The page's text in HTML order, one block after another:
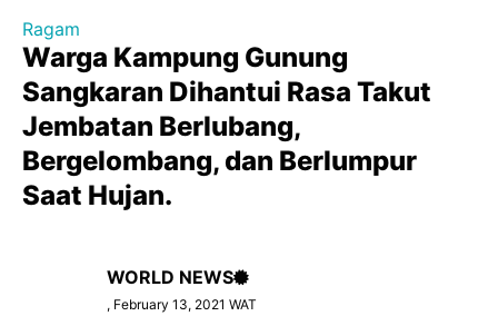
Ragam
Warga Kampung Gunung
Sangkaran Dihantui Rasa Takut
Jembatan Berlubang,
Bergelombang, dan Berlumpur
Saat Hujan.
WORLD NEWS
, February 13, 2021 WAT